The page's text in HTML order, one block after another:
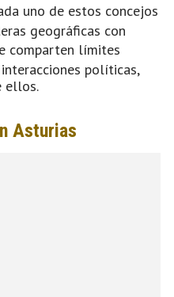
uno de estos concejos
geográficas con
comparten límites
políticas,
ellos.